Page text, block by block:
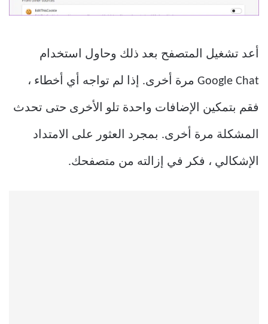
أعد تشغيل المتصفح بعد ذلك وحاول استخدام
Google Chat مرة أخرى. إذا لم تواجه أي أخطاء ،
فقم بتمكين الإضافات واحدة تلو الأخرى حتى تحدث
المشكلة مرة أخرى. بمجرد العثور على الامتداد
الإشكالي ، فكر في إزالته من متصفحك.